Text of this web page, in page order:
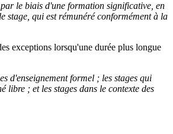
le biais d'une formation significative, en
stage, qui est rémunéré conformément à la
exceptions lorsqu'une durée plus longue
d'enseignement formel ; les stages qui
; et les stages dans le contexte des